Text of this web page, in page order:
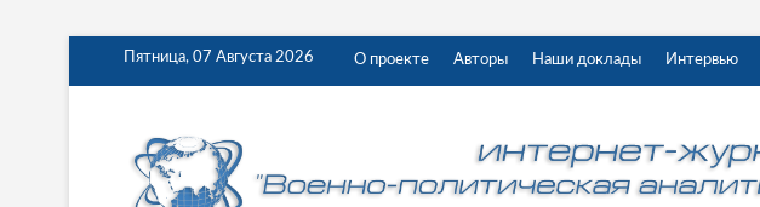
Пятница, 07 Августа 2026 О проекте Авторы Наши доклады Интервью